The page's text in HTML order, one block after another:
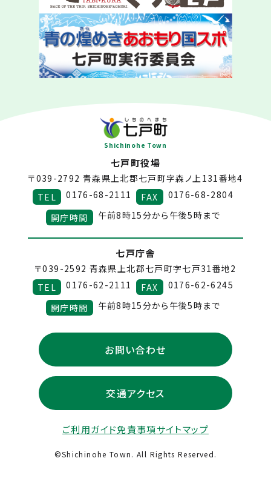
Shichinohe Town
七戸町役場
〒039-2792 青森県上北郡七戸町字森ノ上131番地4
TEL
0176-68-2111 FAX
0176-68-2804
開庁時間
午前8時15分から午後5時まで
七戸庁舎
〒039-2592 青森県上北郡七戸町字七戸31番地2
TEL
0176-62-2111 FAX
0176-62-6245
開庁時間
午前8時15分から午後5時まで
お問い合わせ
交通アクセス
ご利用ガイド免責事項サイトマップ
©Shichinohe Town. All Rights Reserved.